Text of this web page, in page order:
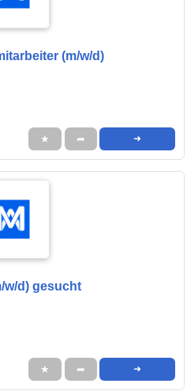
(m/w/d)
★ ➦ ➜
w/d) gesucht
★ ➦ ➜